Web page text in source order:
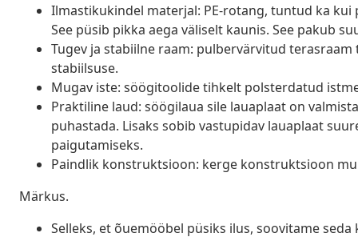
Ilmastikukindel materjal: PE-rotang, tuntud ka
See püsib pikka aega väliselt kaunis. See pakub
Tugev ja stabiilne raam: pulbervärvitud
stabiilsuse.
Mugav iste: söögitoolide tihkelt polsterdatud
Praktiline laud: söögilaua sile lauaplaat on
puhastada. Lisaks sobib vastupidav lauaplaat
paigutamiseks.
Paindlik konstruktsioon: kerge konstruktsioon
Märkus.
Selleks, et õuemööbel püsiks ilus, soovitame